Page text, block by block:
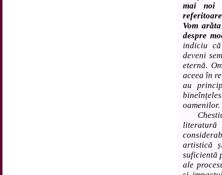
mai noi
Vom
despre
indiciu
deveni
eternă.
aceea în
au
oamenilor.
artistică
suficientă
ale